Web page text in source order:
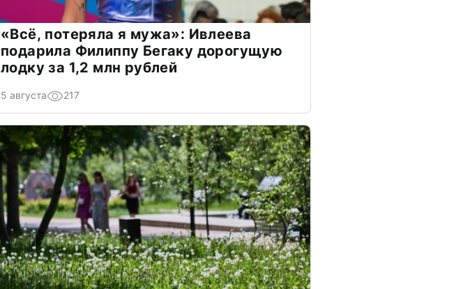
«Всё, потеряла я мужа»: Ивлеева
подарила Филиппу Бегаку дорогущую
лодку за 1,2 млн рублей
5 августа 217